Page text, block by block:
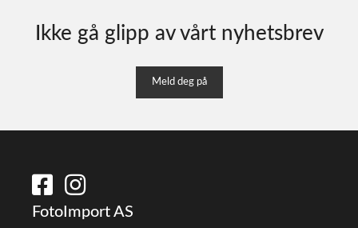
Ikke gå glipp av vårt nyhetsbrev
Meld deg på
FotoImport AS